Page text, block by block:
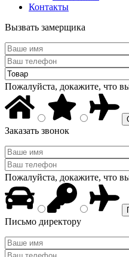
Контакты
Вызвать замерщика
Пожалуйста, докажите, что
Заказать звонок
Пожалуйста, докажите, что
Письмо директору